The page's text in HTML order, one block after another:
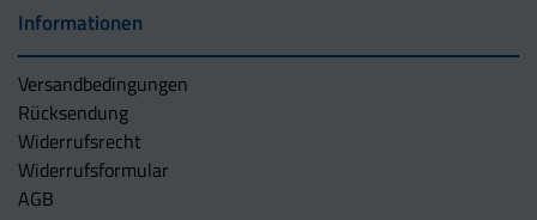
Informationen
Versandbedingungen
Rücksendung
Widerrufsrecht
Widerrufsformular
AGB